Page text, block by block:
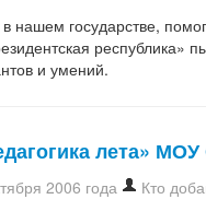
в нашем государстве,
республика»
и умений.
лета»
2006 года Кто